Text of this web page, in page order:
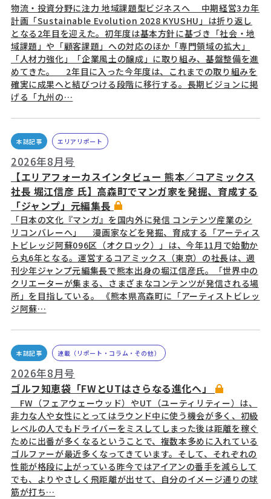
物流・投資分野に注力 地域課題型ビジネスへ 中期経営3カ年
計画「Sustainable Evolution 2028 KYUSHU」は折り返し
となる2年目を迎えた。初年度は基本方針に基づき「社会・地
域課題」や「顧客課題」への対応のほか「専門領域の拡大」
「人材力強化」「企業風土の醸成」に取り組み、基盤整備を進
めてきた。 2年目に入った今年度は、これまでの取り組みを
確実に成果へと結びつける段階に移行する。長期ビジョンに掲
げる「九州の…
本誌記事 エリアリポート
2026年8月号
【エリアフォーカスインタビュー 熊本／コアミックス
社長 堀江信彦 氏】高森町でマンガ家を発掘、育成する
「ジャンプ」元編集長
「日本の文化『マンガ』を国内外に発信 コンテンツ産業のシ
リコンバレーへ」 漫画家などを発掘、育成する「アーティス
トビレッジ阿蘇096区（オクロック）」は、今年11月で始動か
ら丸6年となる。運営するコアミックス（東京）の社長は、週
刊少年ジャンプ元編集長で熊本出身の堀江信彦氏。「世界中の
クリエーターが集まる、さまざまなコンテンツが発信される場
所」を目指している。 《熊本県高森町に「アーティストビレッ
ジ阿蘇…
本誌記事 連載（リポート・コラム・その他）
2026年8月号
ゴルフ知恵袋「FWとUTはさらなる進化へ」
FW（フェアウェーウッド）やUT（ユーティリティー）は、
非力な人や女性にとってはラウンド中に使う機会が多く、初級
レベルの人でもドライバーをミスしてしまった後は距離を稼ぐ
ために出番が多くなるということで、複数本多めに入れている
ゴルファーが最近多くなってきています。そして、それぞれの
性能が格段に上がっている昨今ではアイアンの番手を減らして
でも、よりやさしく飛距離が出せて、自分のイメージ通りの球
筋が打ち…